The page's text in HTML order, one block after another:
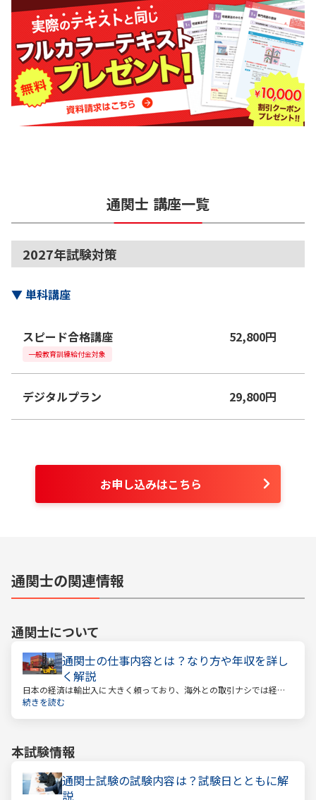
通関士 講座一覧
2027年試験対策
▼単科講座
スピード合格講座 52,800円
一般教育訓練給付金対象
デジタルプラン 29,800円
お申し込みはこちら
通関士の関連情報
通関士について
通関士の仕事内容とは？なり方や年収を詳し
く解説
日本の経済は輸出入に大きく頼っており、海外との取引ナシでは経済
は回っていきません。そんな海外との取引で必ず必要になるのが「通
続きを読む
本試験情報
通関士試験の試験内容は？試験日とともに解
説